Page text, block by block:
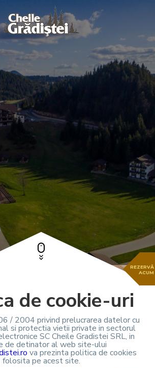
REZERVĂ
ACUM
de cookie-uri
/ 2004 privind prelucrarea datelor cu
si protectia vietii private in sectorul
SC Cheile Gradistei SRL, in
de detinator al web site-ului
va prezinta politica de cookies
folosita pe acest site.